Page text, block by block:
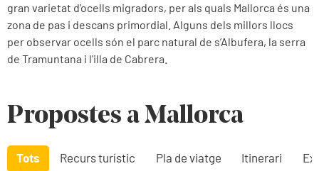
gran varietat d’ocells migradors, per als quals Mallorca és una
zona de pas i descans primordial. Alguns dels millors llocs
per observar ocells són el parc natural de s’Albufera, la serra
de Tramuntana i l'illa de Cabrera.
Propostes a Mallorca
Tots Recurs turístic Pla de viatge Itinerari